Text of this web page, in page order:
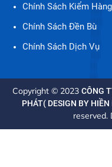
Chính Sách Kiểm Hàng
Chính Sách Đền Bù
Chính Sách Dịch Vụ
Copyright © 2023 CÔNG
PHÁT( DESIGN BY
reserved.